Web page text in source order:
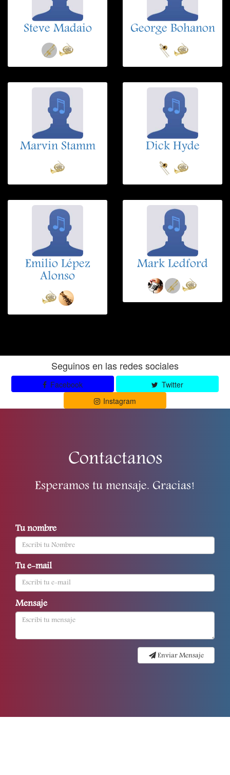
Steve Madaio George Bohanon
Marvin Stamm Dick Hyde
Emilio Lépez
Alonso
Mark Ledford
Seguinos en las redes sociales
Facebook
Twitter
Instagram
Contactanos
Esperamos tu mensaje. Gracias!
Tu nombre
Tu e-mail
Mensaje
Enviar Mensaje